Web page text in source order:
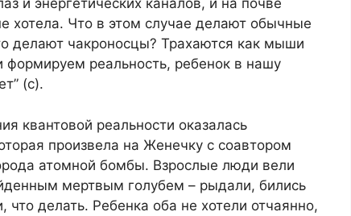
и энергетических каналов, и на почве
хотела. Что в этом случае делают обычные
делают чакроносцы? Трахаются как мыши
реальность, ребенок в нашу
(с).
квантовой реальности оказалась
произвела на Женечку с соавтором
атомной бомбы. Взрослые люди вели
мертвым голубем – рыдали, бились
что делать. Ребенка оба не хотели отчаянно,